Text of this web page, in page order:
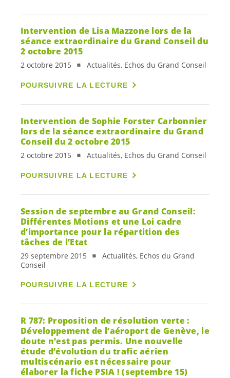
Intervention de Lisa Mazzone lors de la
séance extraordinaire du Grand Conseil du
2 octobre 2015
2 octobre 2015 Actualités, Echos du Grand Conseil
POURSUIVRE LA LECTURE
Intervention de Sophie Forster Carbonnier
lors de la séance extraordinaire du Grand
Conseil du 2 octobre 2015
2 octobre 2015 Actualités, Echos du Grand Conseil
POURSUIVRE LA LECTURE
Session de septembre au Grand Conseil:
Différentes Motions et une Loi cadre
d’importance pour la répartition des
tâches de l’Etat
29 septembre 2015
Actualités, Echos du Grand
Conseil
POURSUIVRE LA LECTURE
R 787: Proposition de résolution verte :
Développement de l’aéroport de Genève, le
doute n’est pas permis. Une nouvelle
étude d’évolution du trafic aérien
multiscénario est nécessaire pour
élaborer la fiche PSIA ! (septembre 15)